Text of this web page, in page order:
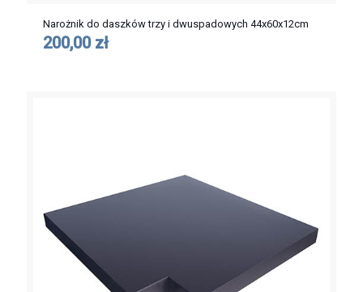
Narożnik do daszków trzy i dwuspadowych 44x60x12cm
200,00 zł